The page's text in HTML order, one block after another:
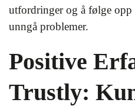
utfordringer og å følge opp
unngå problemer.
Positive
Trustly: